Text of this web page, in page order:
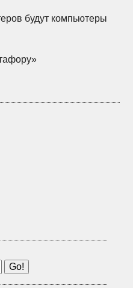
будут компьютеры